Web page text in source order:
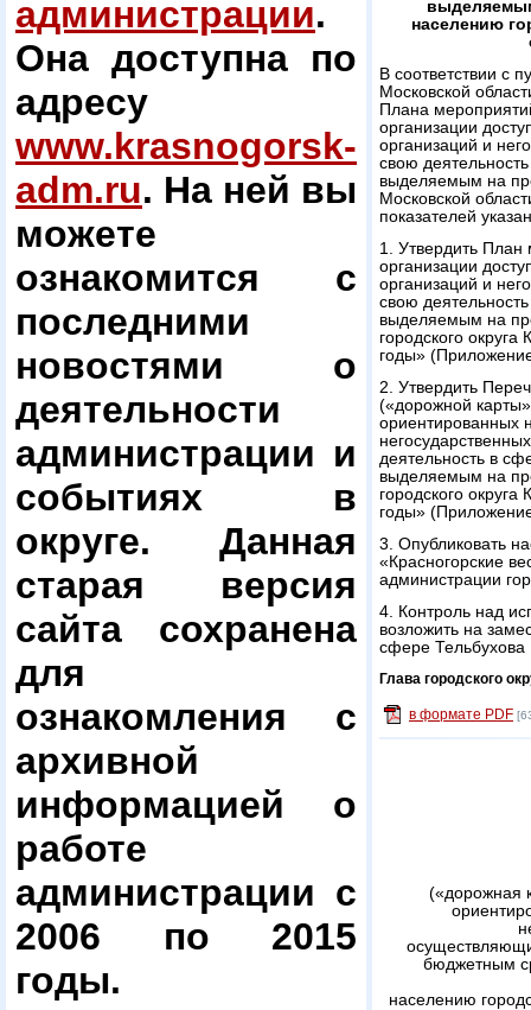
администрации.
Она доступна по
адресу
www.krasnogorsk-
adm.ru. На ней вы
можете
ознакомится с
последними
новостями о
деятельности
администрации и
событиях в
округе. Данная
старая версия
сайта сохранена
для
ознакомления с
архивной
информацией о
работе
администрации с
2006 по 2015
годы.
населению
В соответствии с
Московской
Плана
организации
организаций и
свою
выделяемым на
Московской
показателей
1. Утвердить
организации
организаций и
свою
выделяемым на
городского
годы»
2. Утвердить
(«дорожной
ориентированных
деятельность в
выделяемым на
городского
годы»
3. Опубликовать
«Красногорские
администрации
4. Контроль над
возложить на
сфере
Глава городского
в формате PDF
(«дорожная
бюджетным
населению